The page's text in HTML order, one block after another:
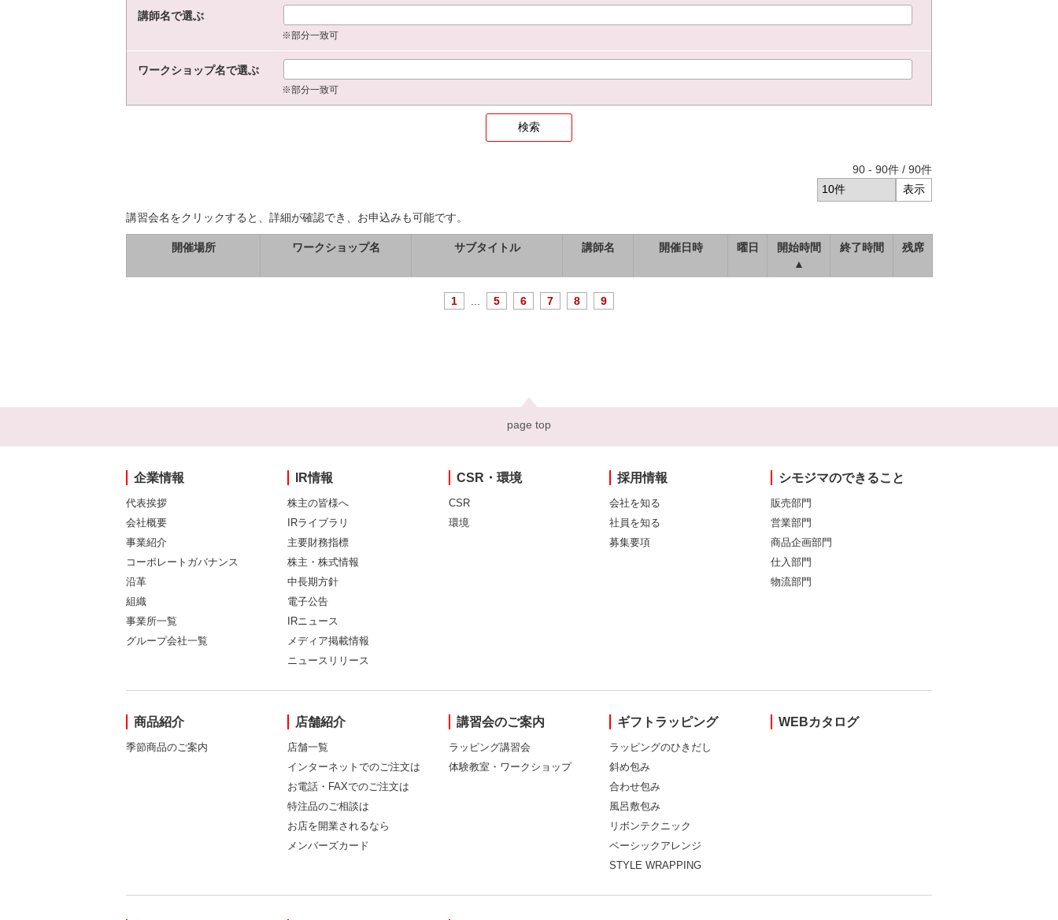
講師名で選ぶ
※部分一致可
ワークショップ名で選ぶ
※部分一致可
90 - 90件 / 90件
講習会名をクリックすると、詳細が確認でき、お申込みも可能です。
開催場所 ワークショップ名 サブタイトル 講師名 開催日時 曜日
開始時間
▲
終了時間 残席
1 5 6 7 8 9
page top
企業情報
代表挨拶
会社概要
事業紹介
コーポレートガバナンス
沿革
組織
事業所一覧
グループ会社一覧
IR情報
株主の皆様へ
IRライブラリ
主要財務指標
株主・株式情報
中長期方針
電子公告
IRニュース
メディア掲載情報
ニュースリリース
CSR・環境
CSR
環境
採用情報
会社を知る
社員を知る
募集要項
シモジマのできること
販売部門
営業部門
商品企画部門
仕入部門
物流部門
商品紹介
季節商品のご案内
店舗紹介
店舗一覧
インターネットでのご注文は
お電話・FAXでのご注文は
特注品のご相談は
お店を開業されるなら
メンバーズカード
講習会のご案内
ラッピング講習会
体験教室・ワークショップ
ギフトラッピング
ラッピングのひきだし
斜め包み
合わせ包み
風呂敷包み
リボンテクニック
ベーシックアレンジ
STYLE WRAPPING
WEBカタログ